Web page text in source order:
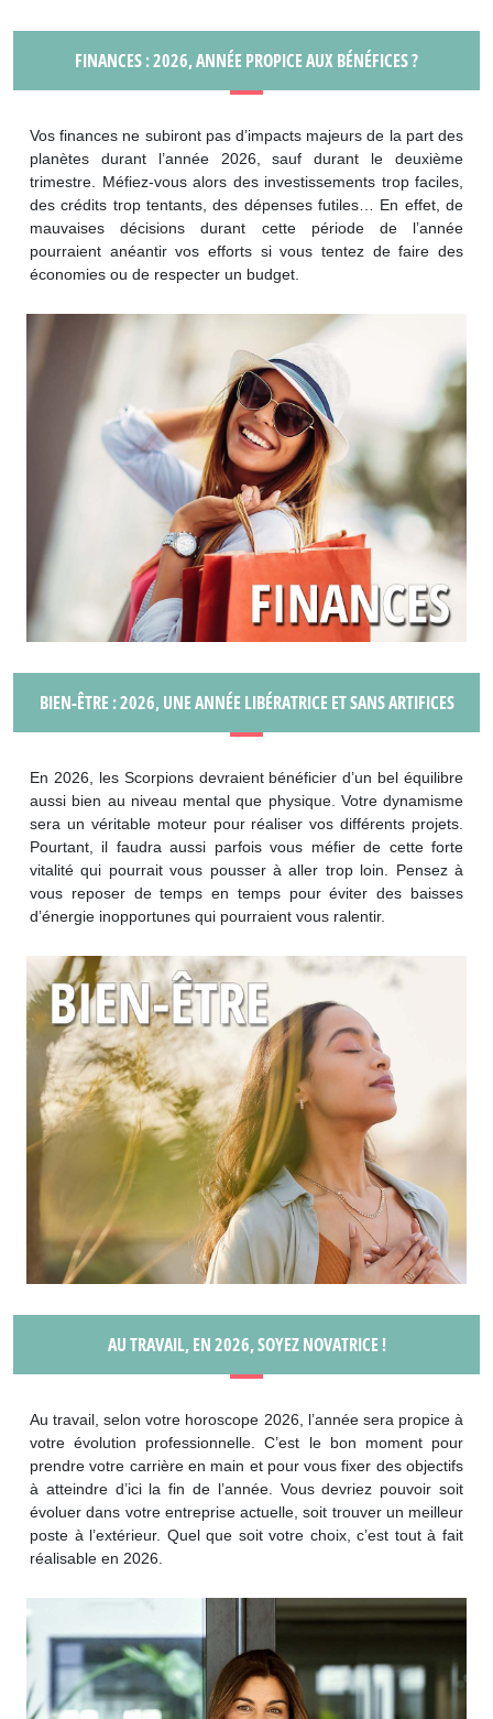
FINANCES : 2026, ANNÉE PROPICE AUX BÉNÉFICES ?
Vos finances ne subiront pas d’impacts majeurs de la part des
planètes durant l’année 2026, sauf durant le deuxième
trimestre. Méfiez-vous alors des investissements trop faciles,
des crédits trop tentants, des dépenses futiles… En effet, de
mauvaises décisions durant cette période de l’année
pourraient anéantir vos efforts si vous tentez de faire des
économies ou de respecter un budget.
BIEN-ÊTRE : 2026, UNE ANNÉE LIBÉRATRICE ET SANS ARTIFICES
En 2026, les Scorpions devraient bénéficier d’un bel équilibre
aussi bien au niveau mental que physique. Votre dynamisme
sera un véritable moteur pour réaliser vos différents projets.
Pourtant, il faudra aussi parfois vous méfier de cette forte
vitalité qui pourrait vous pousser à aller trop loin. Pensez à
vous reposer de temps en temps pour éviter des baisses
d’énergie inopportunes qui pourraient vous ralentir.
AU TRAVAIL, EN 2026, SOYEZ NOVATRICE !
Au travail, selon votre horoscope 2026, l’année sera propice à
votre évolution professionnelle. C’est le bon moment pour
prendre votre carrière en main et pour vous fixer des objectifs
à atteindre d’ici la fin de l’année. Vous devriez pouvoir soit
évoluer dans votre entreprise actuelle, soit trouver un meilleur
poste à l’extérieur. Quel que soit votre choix, c’est tout à fait
réalisable en 2026.